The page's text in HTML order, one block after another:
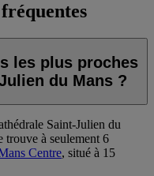
les plus proches
du Mans ?
Saint-Julien du
trouve à seulement 6
Centre, situé à 15